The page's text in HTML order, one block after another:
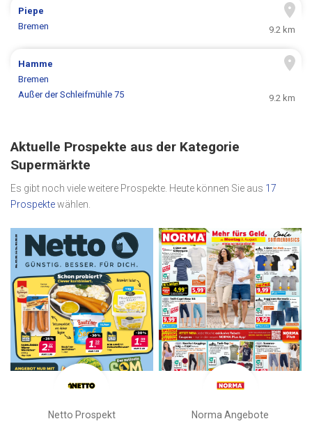
Piepe
Bremen
9.2 km
Hamme
Bremen
Außer der Schleifmühle 75
9.2 km
Aktuelle Prospekte aus der Kategorie
Supermärkte
Es gibt noch viele weitere Prospekte. Heute können Sie aus 17
Prospektewählen.
Netto Prospekt Norma Angebote